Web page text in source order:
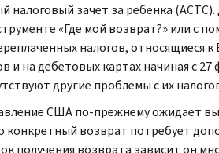
налоговый зачет за ребенка
«Где мой возврат?» или с
налогов, относящиеся
и на дебетовых картах начиная с
другие проблемы с их
США по-прежнему ожидает
возврат потребует
получения возврата зависит он